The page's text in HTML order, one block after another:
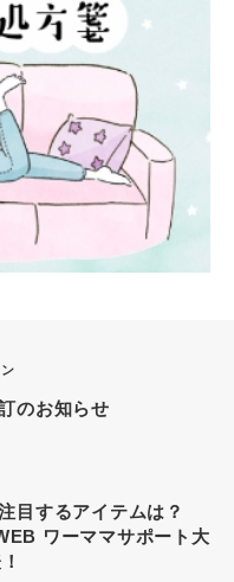
のお知らせ
目するアイテムは？
ワーママサポート大